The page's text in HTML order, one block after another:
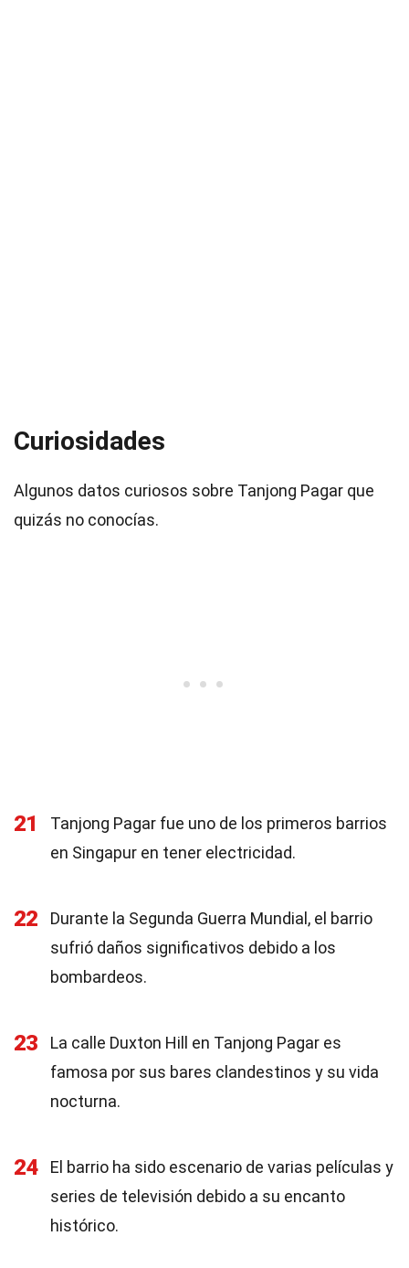
Curiosidades
Algunos datos curiosos sobre Tanjong Pagar que
quizás no conocías.
21
Tanjong Pagar fue uno de los primeros barrios
en Singapur en tener electricidad.
22
Durante la Segunda Guerra Mundial, el barrio
sufrió daños significativos debido a los
bombardeos.
23
La calle Duxton Hill en Tanjong Pagar es
famosa por sus bares clandestinos y su vida
nocturna.
24
El barrio ha sido escenario de varias películas y
series de televisión debido a su encanto
histórico.